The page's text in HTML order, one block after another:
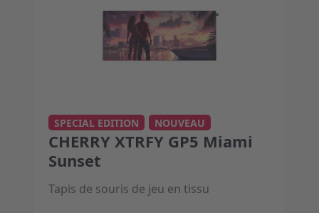
Tapis de souris de jeu en tissu
The price depends on the options chosen on the
SPECIAL EDITION NOUVEAU
CHERRY XTRFY GP5 Miami
Sunset